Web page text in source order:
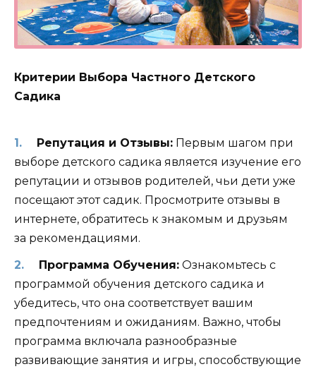
Критерии Выбора Частного Детского
Садика
Репутация и Отзывы:Первым шагом при
выборе детского садика является изучение его
репутации и отзывов родителей, чьи дети уже
посещают этот садик. Просмотрите отзывы в
интернете, обратитесь к знакомым и друзьям
за рекомендациями.
Программа Обучения:Ознакомьтесь с
программой обучения детского садика и
убедитесь, что она соответствует вашим
предпочтениям и ожиданиям. Важно, чтобы
программа включала разнообразные
развивающие занятия и игры, способствующие